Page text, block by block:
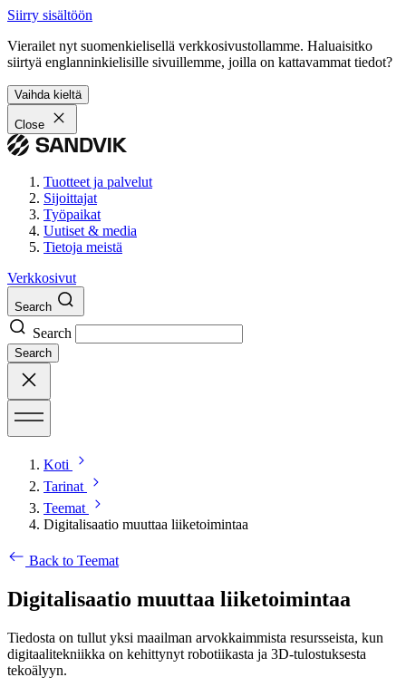
Siirry sisältöön
Vierailet nyt suomenkielisellä verkkosivustollamme. Haluaisitko
siirtyä englanninkielisille sivuillemme, joilla on kattavammat tiedot?
Vaihda kieltä
Close
Tuotteet ja palvelut
Sijoittajat
Työpaikat
Uutiset & media
Tietoja meistä
Verkkosivut
Search
Search
Search
Koti
Tarinat
Teemat
Digitalisaatio muuttaa liiketoimintaa
Back to Teemat
Digitalisaatio muuttaa liiketoimintaa
Tiedosta on tullut yksi maailman arvokkaimmista resursseista, kun
digitaalitekniikka on kehittynyt robotiikasta ja 3D-tulostuksesta
tekoälyyn.